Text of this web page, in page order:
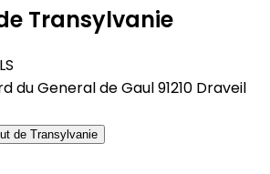
Transylvanie
du General de Gaul 91210 Draveil
de Transylvanie